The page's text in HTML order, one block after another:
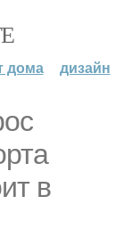
дома дизайн
в